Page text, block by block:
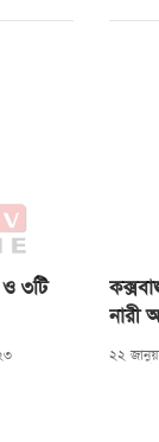
৩টি
নারী
২২